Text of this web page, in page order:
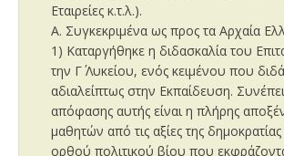
Εταιρείες κ.τ.λ.).
Α. Συγκεκριμένα ως προς τα Αρχαία
1) Καταργήθηκε η διδασκαλία του
την Γ΄ Λυκείου, ενός κειμένου που
αδιαλείπτως στην Εκπαίδευση.
απόφασης αυτής είναι η πλήρης
μαθητών από τις αξίες της δημοκρατίας
ορθού πολιτικού βίου που